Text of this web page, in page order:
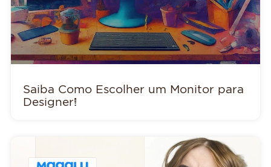
Saiba Como Escolher um Monitor para
Designer!